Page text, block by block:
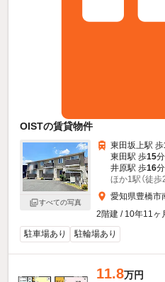
OISTの賃貸物件
すべての写真
東田坂上駅 歩
東田駅 歩15
井原駅 歩16
ほか1駅（徒歩
愛知県豊橋市
2階建 / 10年11ヶ
駐車場あり
駐輪場あり
11.8万円